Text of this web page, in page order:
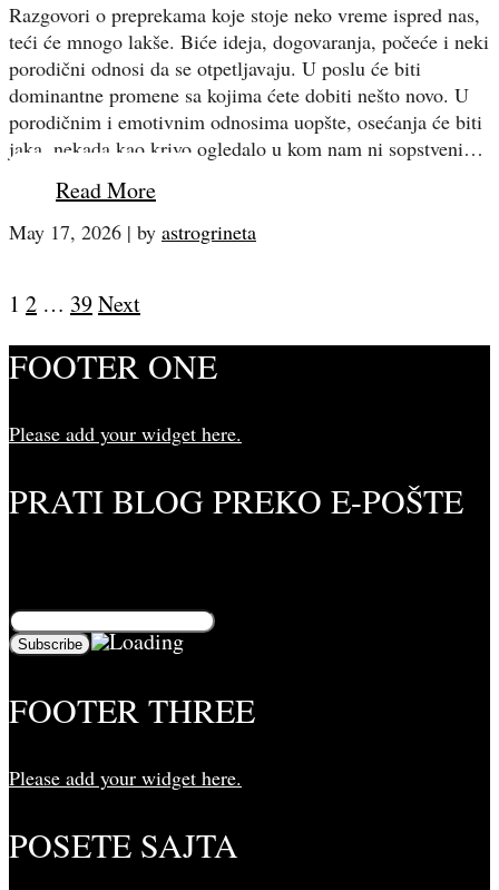
Razgovori o preprekama koje stoje neko vreme ispred nas,
teći će mnogo lakše. Biće ideja, dogovaranja, počeće i neki
porodični odnosi da se otpetljavaju. U poslu će biti
dominantne promene sa kojima ćete dobiti nešto novo. U
porodičnim i emotivnim odnosima uopšte, osećanja će biti
jaka, nekada kao krivo ogledalo u kom nam ni sopstveni…
Read More
May 17, 2026 | by astrogrineta
1 2 … 39Next
FOOTER ONE
Please add your widget here.
PRATI BLOG PREKO E-POŠTE
FOOTER THREE
Please add your widget here.
POSETE SAJTA